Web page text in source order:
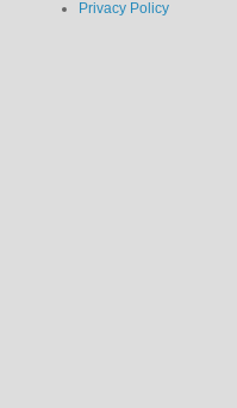
Privacy Policy